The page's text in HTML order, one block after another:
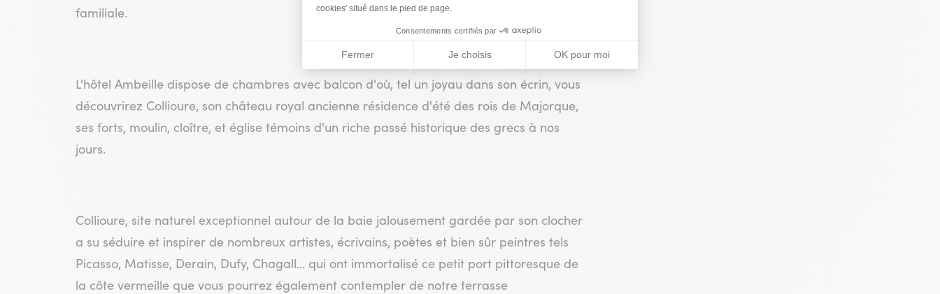
familiale.
L'hôtel Ambeille dispose de chambres avec balcon d'où, tel un joyau dans son écrin, vous
découvrirez Collioure, son château royal ancienne résidence d'été des rois de Majorque,
ses forts, moulin, cloître, et église témoins d'un riche passé historique des grecs à nos
jours.
Collioure, site naturel exceptionnel autour de la baie jalousement gardée par son clocher
a su séduire et inspirer de nombreux artistes, écrivains, poètes et bien sûr peintres tels
Picasso, Matisse, Derain, Dufy, Chagall… qui ont immortalisé ce petit port pittoresque de
la côte vermeille que vous pourrez également contempler de notre terrasse